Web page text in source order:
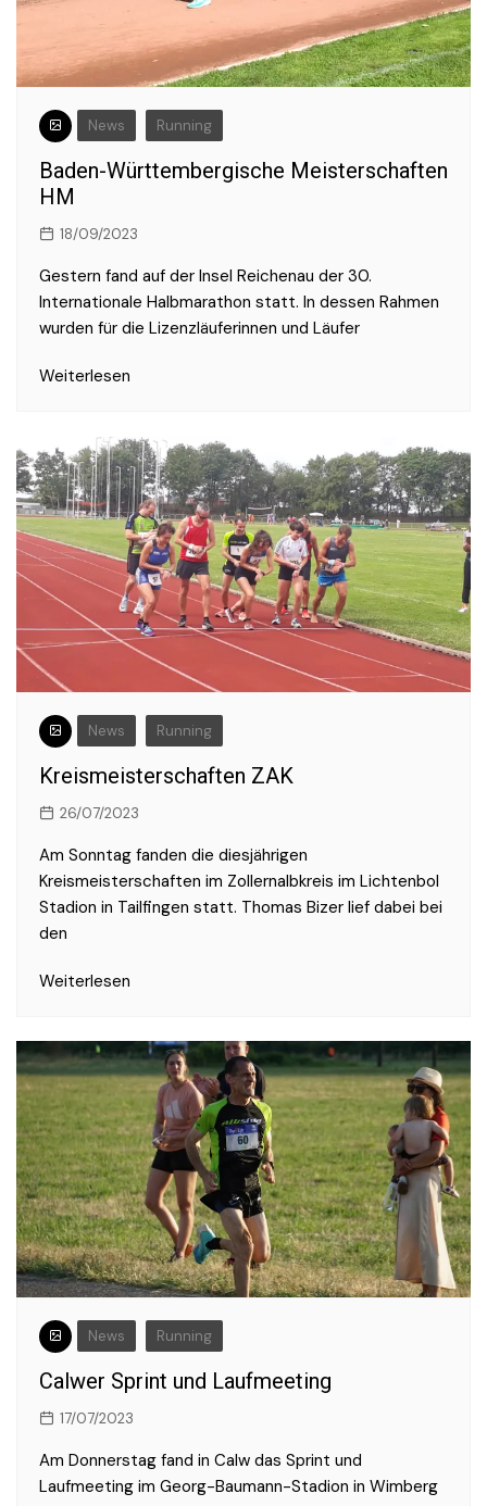
News Running
Baden-Württembergische Meisterschaften
HM
18/09/2023
Gestern fand auf der Insel Reichenau der 30.
Internationale Halbmarathon statt. In dessen Rahmen
wurden für die Lizenzläuferinnen und Läufer
Weiterlesen
News Running
Kreismeisterschaften ZAK
26/07/2023
Am Sonntag fanden die diesjährigen
Kreismeisterschaften im Zollernalbkreis im Lichtenbol
Stadion in Tailfingen statt. Thomas Bizer lief dabei bei
den
Weiterlesen
News Running
Calwer Sprint und Laufmeeting
17/07/2023
Am Donnerstag fand in Calw das Sprint und
Laufmeeting im Georg-Baumann-Stadion in Wimberg